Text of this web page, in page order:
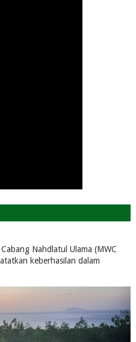
Nahdlatul Ulama (MWC
keberhasilan dalam